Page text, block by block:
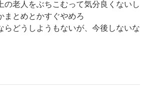
の老人をぶちこむって気分良くないし
まとめとかすぐやめろ
らどうしようもないが、今後しないな